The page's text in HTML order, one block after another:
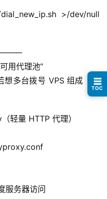
>/dev/null
用代理池”
想多台拨号 VPS 组成「动
轻量 HTTP 代理）
服务器访问
☰
TOC